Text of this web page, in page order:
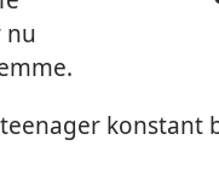
nu